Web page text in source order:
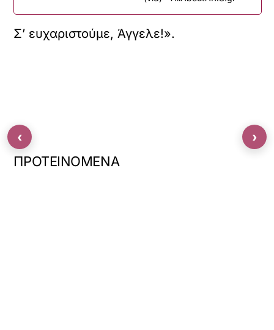
Σ’ ευχαριστούμε, Άγγελε!».
ΠΡΟΤΕΙΝΟΜΕΝΑ
‹ ›